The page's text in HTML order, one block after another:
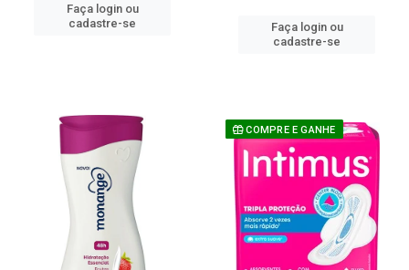
Faça login ou
cadastre-se
Faça login ou
cadastre-se
COMPRE E GANHE